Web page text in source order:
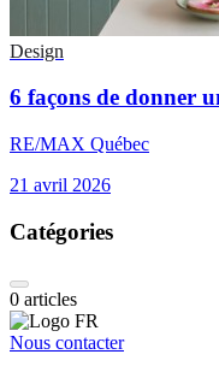
Design
6 façons de donner
RE/MAX Québec
21 avril 2026
Catégories
0 articles
Nous contacter